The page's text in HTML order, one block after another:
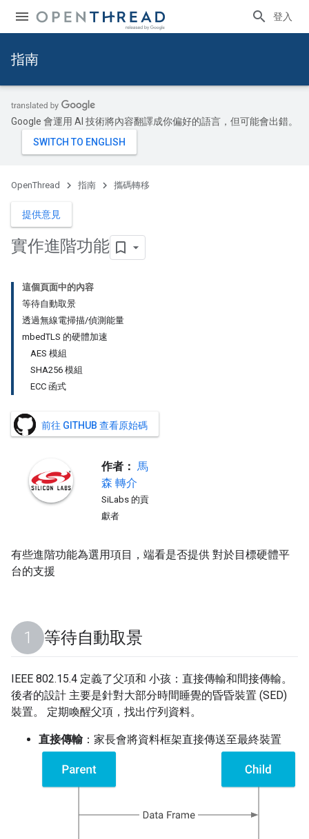
登入
指南
Google 會運用 AI 技術將內容翻譯成你偏好的語言，但可能會出錯。
OpenThread 指南 攜碼轉移
提供意見
實作進階功能
這個頁面中的內容
等待自動取景
透過無線電掃描/偵測能量
mbedTLS 的硬體加速
AES 模組
SHA256 模組
ECC 函式
前往 GITHUB 查看原始碼
作者： 馬
森 轉介
SiLabs 的貢
獻者
有些進階功能為選用項目，端看是否提供 對於目標硬體平
台的支援
等待自動取景
IEEE 802.15.4 定義了父項和 小孩：直接傳輸和間接傳輸。
後者的設計 主要是針對大部分時間睡覺的昏昏裝置 (SED)
裝置。 定期喚醒父項，找出佇列資料。
直接傳輸：家長會將資料框架直接傳送至最終裝置